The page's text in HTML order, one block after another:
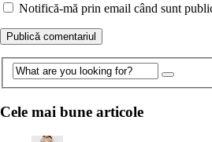
Notifică-mă prin email când sunt
Cele mai bune articole